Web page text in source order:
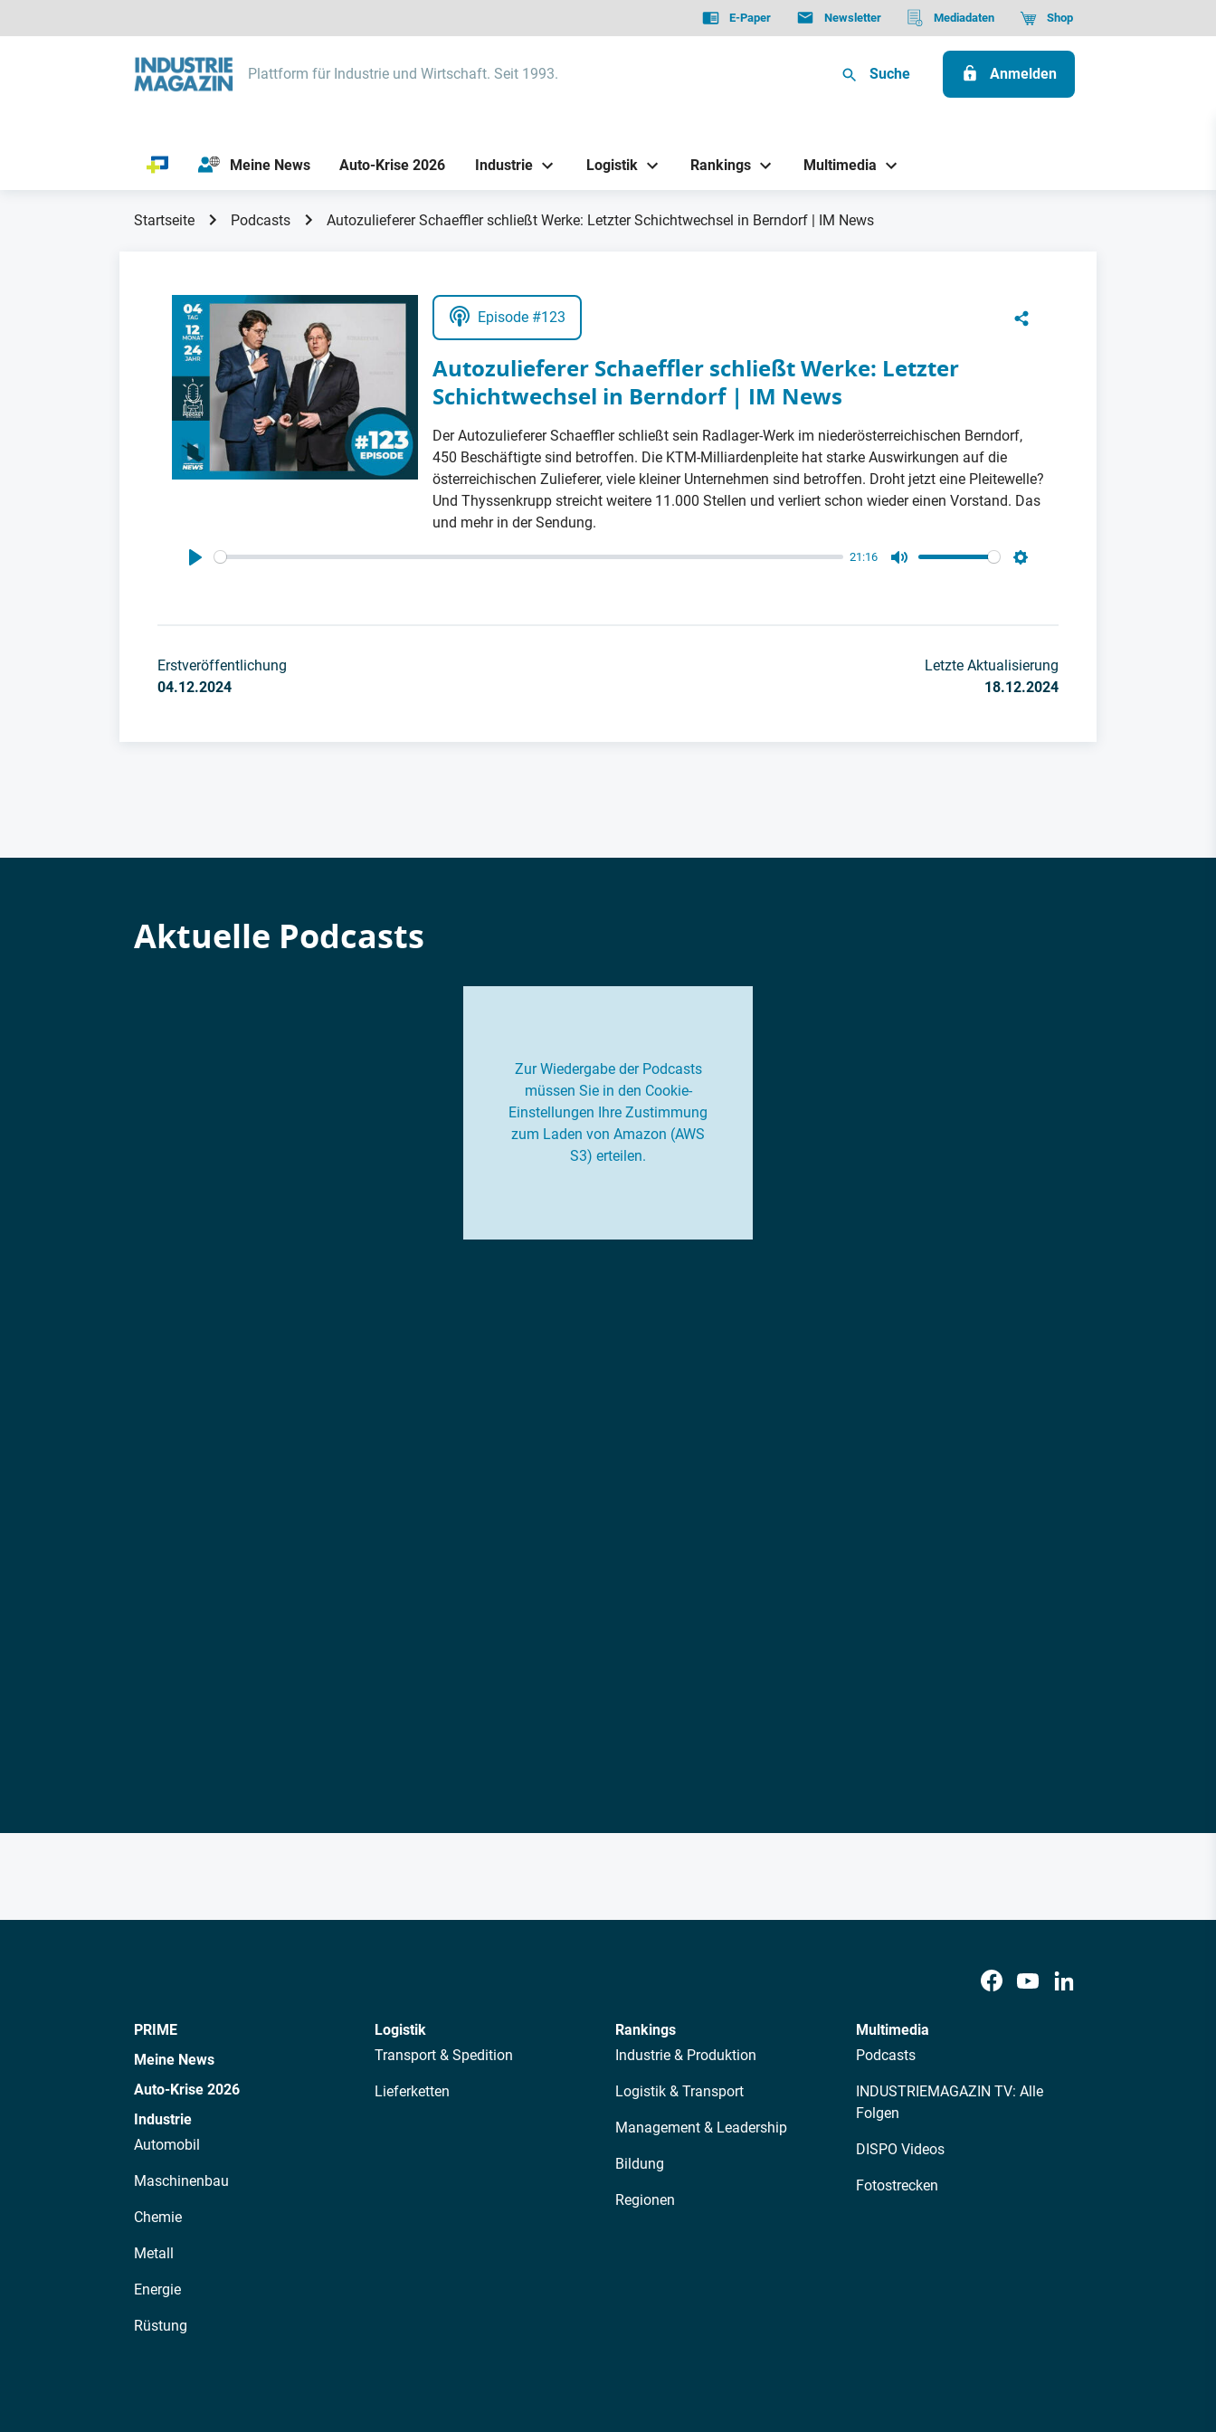
E-Paper Newsletter Mediadaten Shop
Plattform für Industrie und Wirtschaft. Seit 1993. Suche Anmelden
Meine News Auto-Krise 2026 Industrie Logistik Rankings Multimedia
Startseite Podcasts Autozulieferer Schaeffler schließt Werke: Letzter Schichtwechsel in Berndorf | IM News
Episode #123
Autozulieferer Schaeffler schließt Werke: Letzter
Schichtwechsel in Berndorf | IM News
Der Autozulieferer Schaeffler schließt sein Radlager-Werk im niederösterreichischen Berndorf,
450 Beschäftigte sind betroffen. Die KTM-Milliardenpleite hat starke Auswirkungen auf die
österreichischen Zulieferer, viele kleiner Unternehmen sind betroffen. Droht jetzt eine Pleitewelle?
Und Thyssenkrupp streicht weitere 11.000 Stellen und verliert schon wieder einen Vorstand. Das
und mehr in der Sendung.
21:16
Erstveröffentlichung
04.12.2024
Letzte Aktualisierung
18.12.2024
Aktuelle Podcasts
Zur Wiedergabe der Podcasts
müssen Sie in den Cookie-
Einstellungen Ihre Zustimmung
zum Laden von Amazon (AWS
S3) erteilen.
PRIME
Meine News
Auto-Krise 2026
Industrie
Automobil
Maschinenbau
Chemie
Metall
Energie
Rüstung
Logistik
Transport & Spedition
Lieferketten
Rankings
Industrie & Produktion
Logistik & Transport
Management & Leadership
Bildung
Regionen
Multimedia
Podcasts
INDUSTRIEMAGAZIN TV: Alle
Folgen
DISPO Videos
Fotostrecken